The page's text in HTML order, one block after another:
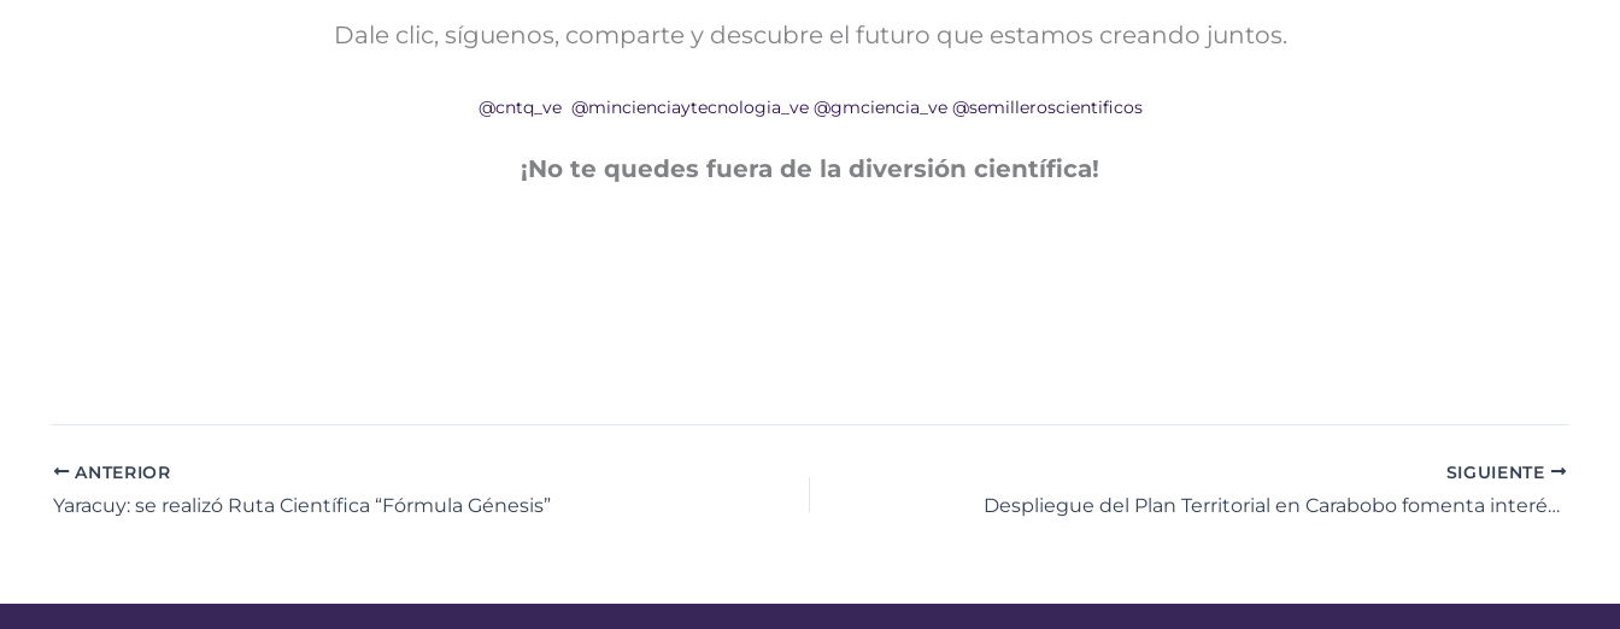
Dale clic, síguenos, comparte y descubre el futuro que estamos creando juntos.
@cntq_ve @mincienciaytecnologia_ve @gmciencia_ve @semilleroscientificos
¡No te quedes fuera de la diversión científica!
ANTERIOR
Yaracuy: se realizó Ruta Científica “Fórmula Génesis”
SIGUIENTE
Despliegue del Plan Territorial en Carabobo fomenta interés científico en estudiantes del Liceo Nacional «Dr Martín José Sanabria»